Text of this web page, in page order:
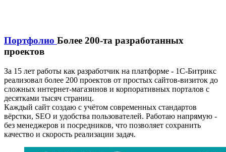
Портфолио Более 200-та разработанных
проектов
За 15 лет работы как разработчик на платформе - 1С-Битрикс
реализовал более 200 проектов от простых сайтов-визиток до
сложных интернет-магазинов и корпоративных порталов с
десятками тысяч страниц.
Каждый сайт создаю с учётом современных стандартов
вёрстки, SEO и удобства пользователей. Работаю напрямую -
без менеджеров и посредников, что позволяет сохранить
качество и скорость реализации задач.